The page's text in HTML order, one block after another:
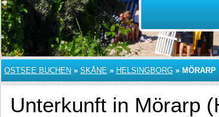
OSTSEE BUCHEN » SKÅNE » HELSINGBORG » MÖRARP
Unterkunft in Mörarp